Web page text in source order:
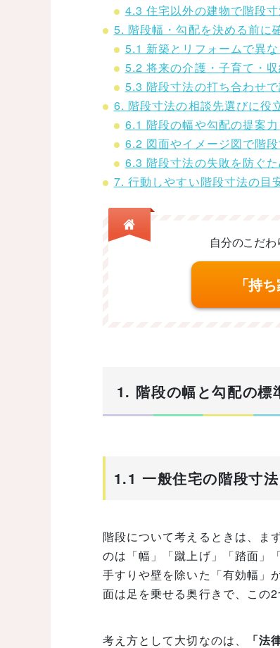
4.3 住宅以外の建物で階段
5. 階段幅・勾配を決める前に
5.1 新築とリフォームで異
5.2 将来の介護・子育て・
5.3 階段寸法の打ち合わせ
6. 階段寸法の相談先選びに役
6.1 階段の幅や勾配の提案
6.2 図面やイメージ図で階
6.3 階段寸法の失敗を防ぐ
7. 行動しやすい階段寸法の目
自分のこだ
「持
1. 階段の幅と勾配の標
1.1 一般住宅の階段寸
階段について考えるときは、ま
のは「幅」「蹴上げ」「踏面」
手すりや壁を除いた「有効幅」
面は足を乗せる奥行きで、この
考え方として大切なのは、 「法